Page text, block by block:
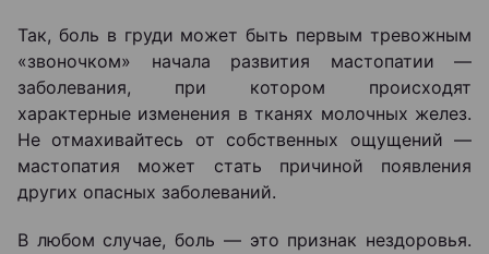
Так, боль в груди может быть первым тревожным
«звоночком» начала развития мастопатии —
заболевания, при котором происходят
характерные изменения в тканях молочных желез.
Не отмахивайтесь от собственных ощущений —
мастопатия может стать причиной появления
других опасных заболеваний.
В любом случае, боль — это признак нездоровья.